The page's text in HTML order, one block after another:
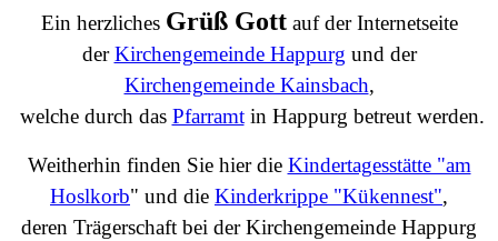
Ein herzliches Grüß Gottauf der Internetseite
derKirchengemeinde Happurg und der
Kirchengemeinde Kainsbach,
welche durch das Pfarramtin Happurg betreut werden.
Weitherhin finden Sie hier die Kindertagesstätte "am
Hoslkorb" und die Kinderkrippe "Kükennest",
deren Trägerschaft bei der Kirchengemeinde Happurg